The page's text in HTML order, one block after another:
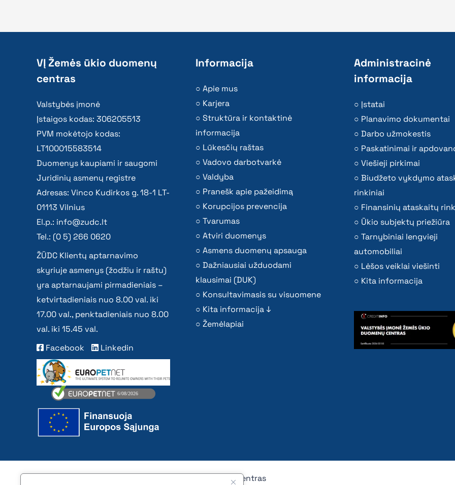
VĮ Žemės ūkio duomenų
centras
Valstybės įmonė
Įstaigos kodas: 306205513
PVM mokėtojo kodas:
LT100015583514
Duomenys kaupiami ir saugomi
Juridinių asmenų registre
Adresas: Vinco Kudirkos g. 18-1 LT-
01113 Vilnius
El.p.: info@zudc.lt
Tel.: (0 5) 266 0620
ŽŪDC Klientų aptarnavimo
skyriuje asmenys (žodžiu ir raštu)
yra aptarnaujami pirmadieniais –
ketvirtadieniais nuo 8.00 val. iki
17.00 val., penktadieniais nuo 8.00
val. iki 15.45 val.
Facebook
Linkedin
Informacija
Apie mus
Karjera
Struktūra ir kontaktinė
informacija
Lūkesčių raštas
Vadovo darbotvarkė
Valdyba
Pranešk apie pažeidimą
Korupcijos prevencija
Tvarumas
Atviri duomenys
Asmens duomenų apsauga
Dažniausiai užduodami
klausimai (DUK)
Konsultavimasis su visuomene
Kita informacija ↓
Žemėlapiai
Administracinė
informacija
Įstatai
Planavimo dokumentai
Darbo užmokestis
Paskatinimai ir
Viešieji pirkimai
Biudžeto vykdymo
rinkiniai
Finansinių ataskaitų
Ūkio subjektų priežiūra
Tarnybiniai lengvieji
automobiliai
Lėšos veiklai viešinti
Kita informacija
2026 © All rights reserved | VĮ Žemės ūkio duomenų centras